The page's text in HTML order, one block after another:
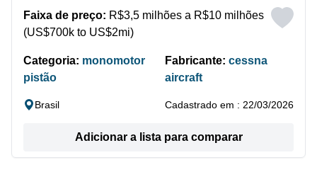
Faixa de preço: R$3,5 milhões a R$10 milhões
(US$700k to US$2mi)
Categoria: monomotor
pistão
Fabricante:cessna
aircraft
Brasil Cadastrado em : 22/03/2026
Adicionar a lista para comparar